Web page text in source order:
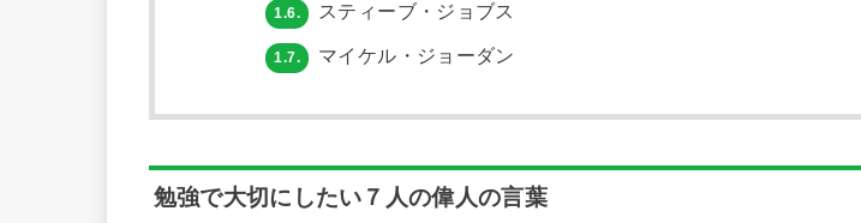
1.6. スティーブ・ジョブス
1.7. マイケル・ジョーダン
勉強で大切にしたい７人の偉人の言葉